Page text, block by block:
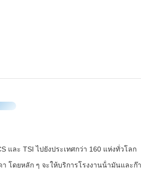
และ TSI ไปยังประเทศกว่า 160 แห่งทั่วโลก
โดยหลัก ๆ จะให้บริการโรงงานน้ํามันและ